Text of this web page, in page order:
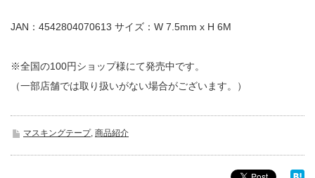
JAN：4542804070613 サイズ：W 7.5mm x H 6M
※全国の100円ショップ様にて発売中です。
（一部店舗では取り扱いがない場合がございます。）
マスキングテープ, 商品紹介